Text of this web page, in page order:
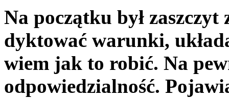
Na początku był zaszczyt
dyktować warunki,
wiem jak to robić. Na
odpowiedzialność.